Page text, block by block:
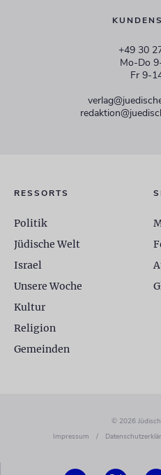
+49 30
Mo-Do
Fr 9-
RESSORTS
Politik
Jüdische Welt
Israel
Unsere Woche
Kultur
Religion
Gemeinden
© 2026
Impressum
/